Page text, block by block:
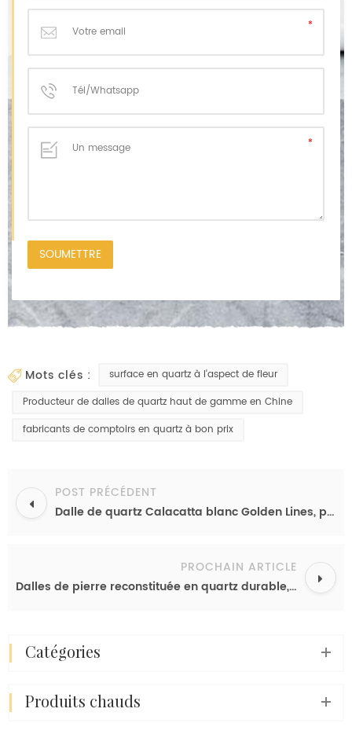
mots clés :
surface en quartz à l'aspect de fleur
Producteur de dalles de quartz haut de gamme en Chine
fabricants de comptoirs en quartz à bon prix
POST PRÉCÉDENT
Dalle de quartz Calacatta blanc Golden Lines, pierre reconstituée de qualité supérieure pour comptoir d'accueil de luxe, motif cascade
PROCHAIN ARTICLE
Dalles de pierre reconstituée en quartz durable, veinage régulier pour un design d'espace moderne
catégories
produits chauds